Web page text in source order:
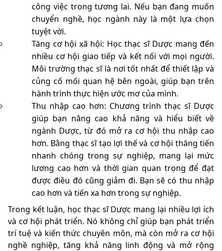
công việc trong tương lai. Nếu bạn đang muốn
chuyển nghề, học ngành này là một lựa chọn
tuyệt vời.
Tăng cơ hội xã hội: Học thạc sĩ Dược mang đến
nhiều cơ hội giao tiếp và kết nối với mọi người.
Môi trường thạc sĩ là nơi tốt nhất để thiết lập và
củng cố mối quan hệ bên ngoài, giúp bạn trên
hành trình thực hiện ước mơ của mình.
Thu nhập cao hơn: Chương trình thạc sĩ Dược
giúp bạn nâng cao khả năng và hiểu biết về
ngành Dược, từ đó mở ra cơ hội thu nhập cao
hơn. Bằng thạc sĩ tạo lợi thế và cơ hội thăng tiến
nhanh chóng trong sự nghiệp, mang lại mức
lương cao hơn và thời gian quan trọng để đạt
được điều đó cũng giảm đi. Bạn sẽ có thu nhập
cao hơn và tiến xa hơn trong sự nghiệp.
Trong kết luận, học thạc sĩ Dược mang lại nhiều lợi ích
và cơ hội phát triển. Nó không chỉ giúp bạn phát triển
trí tuệ và kiến thức chuyên môn, mà còn mở ra cơ hội
nghề nghiệp, tăng khả năng linh động và mở rộng